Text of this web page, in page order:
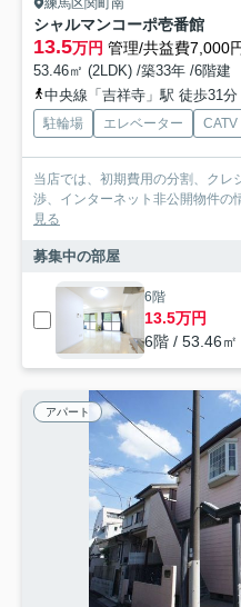
練馬区関町南
シャルマンコーポ壱番館
13.5万円 管理/共益費7,000
53.46㎡ (2LDK) /築33年 /6階建
中央線「吉祥寺」駅 徒歩31分
駐輪場 エレベーター CATV
当店では、初期費用の分割、クレ
渉、インターネット非公開物件の
見る
募集中の部屋
6階
13.5万円
6階 / 53.46
アパート